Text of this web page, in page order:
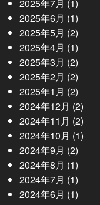
2025年7月 (1)
2025年6月 (1)
2025年5月 (2)
2025年4月 (1)
2025年3月 (2)
2025年2月 (2)
2025年1月 (2)
2024年12月 (2)
2024年11月 (2)
2024年10月 (1)
2024年9月 (2)
2024年8月 (1)
2024年7月 (1)
2024年6月 (1)